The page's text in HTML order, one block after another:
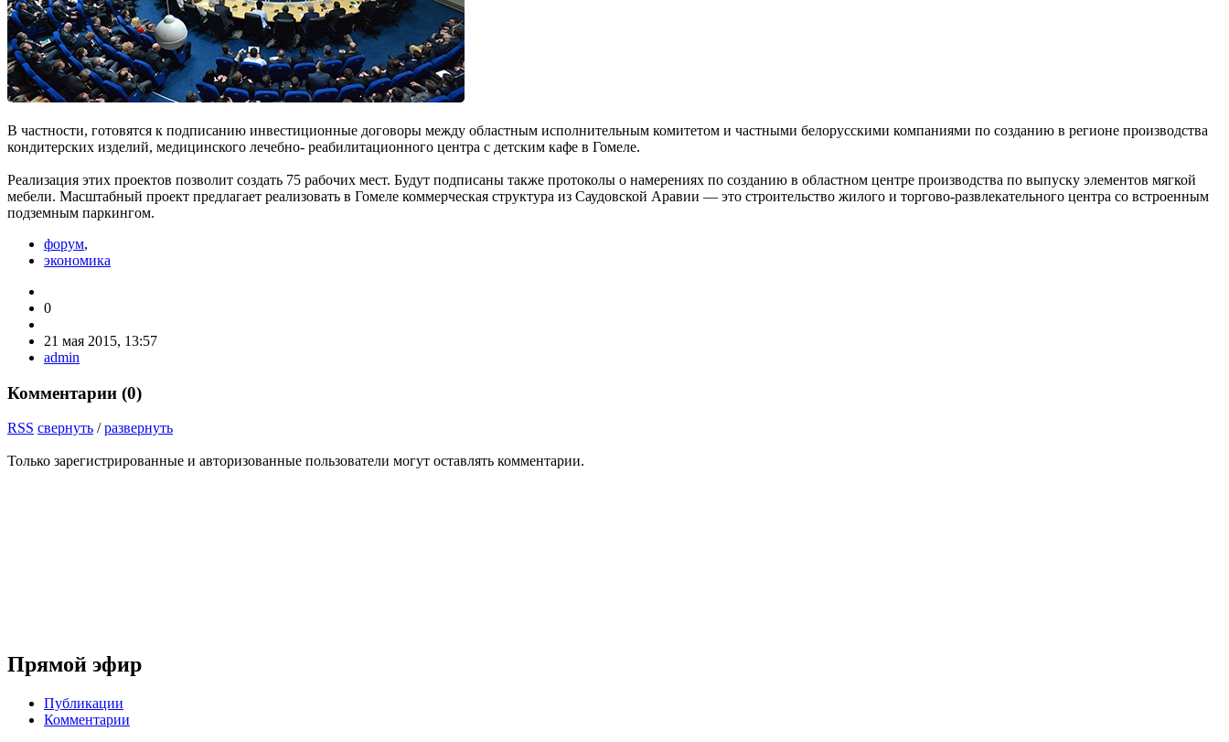
В частности, го­товятся к подписанию инвестицион­ные договоры между областным ис­полнительным комитетом и частными белорусскими компаниями по созда­нию в регионе производства
кондитер­ских изделий, медицинского лечебно- реабилитационного центра с детским кафе в Гомеле.
Реализация этих про­ектов позволит создать 75 рабочих мест. Будут подписаны также протоко­лы о намерениях по созданию в област­ном центре производства по выпуску элементов мягкой
мебели. Масштаб­ный проект предлагает реализовать в Гомеле коммерческая структура из Са­удовской Аравии — это строительство жилого и торгово-развлекательного центра со встроенным
подземным пар­кингом.
форум,
экономика
0
21 мая 2015, 13:57
admin
Комментарии (0)
RSS свернуть /развернуть
Только зарегистрированные и авторизованные пользователи могут оставлять комментарии.
Прямой эфир
Публикации
Комментарии